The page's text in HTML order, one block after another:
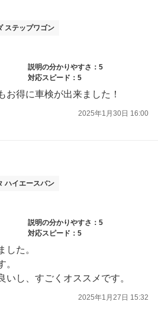
ステップワゴン
説明の分かりやすさ：5
対応スピード：5
お得に車検が出来ました！
2025年1月30日 16:00
ハイエースバン
説明の分かりやすさ：5
対応スピード：5
した。
。
いし、すごくオススメです。
2025年1月27日 15:32